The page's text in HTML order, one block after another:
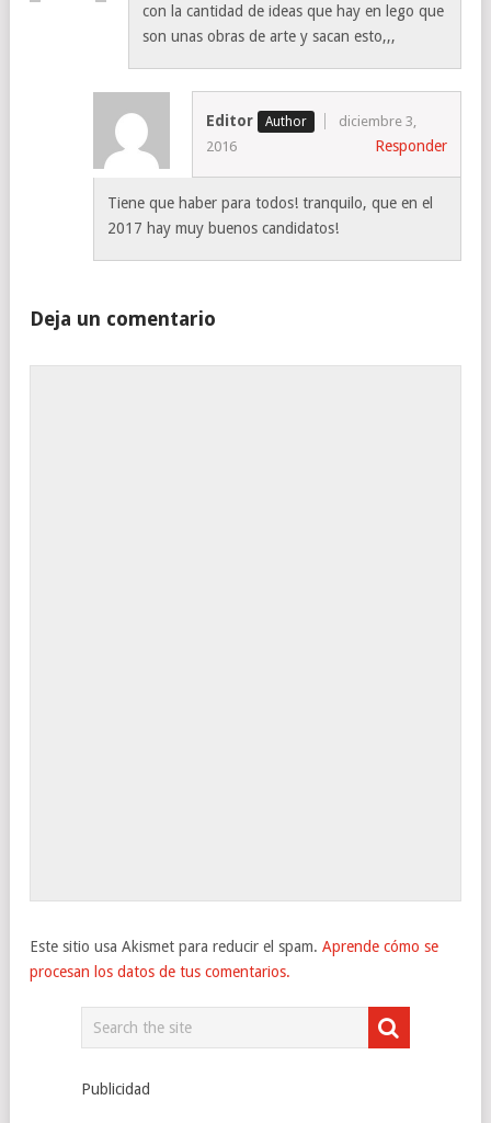
con la cantidad de ideas que hay en lego que
son unas obras de arte y sacan esto,,,
Editor
diciembre 3,
2016
Responder
Tiene que haber para todos! tranquilo, que en el
2017 hay muy buenos candidatos!
Deja un comentario
Este sitio usa Akismet para reducir el spam. Aprende cómo se
procesan los datos de tus comentarios.
Publicidad